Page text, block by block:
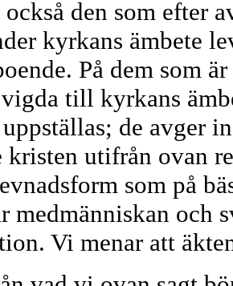
den som efter
kyrkans ämbete
På dem som
till kyrkans
de avger
kristen utifrån ovan
som på
medmänniskan och
Vi menar att